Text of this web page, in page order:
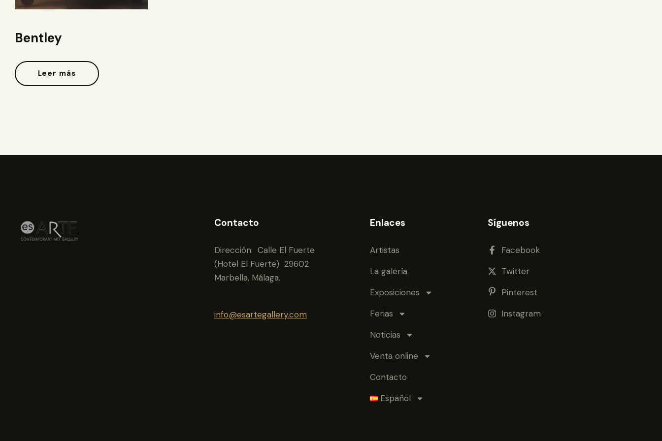
Bentley
Leer más
Contacto
Dirección: Calle El Fuerte
(Hotel El Fuerte) 29602
Marbella, Málaga.
info@esartegallery.com
Enlaces
Artistas
La galería
Exposiciones
Ferias
Noticias
Venta online
Contacto
Español
Síguenos
Facebook
Twitter
Pinterest
Instagram